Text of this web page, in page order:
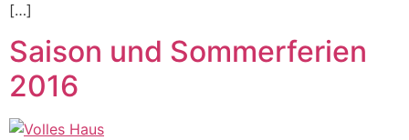
[…]
Saison und Sommerferien
2016